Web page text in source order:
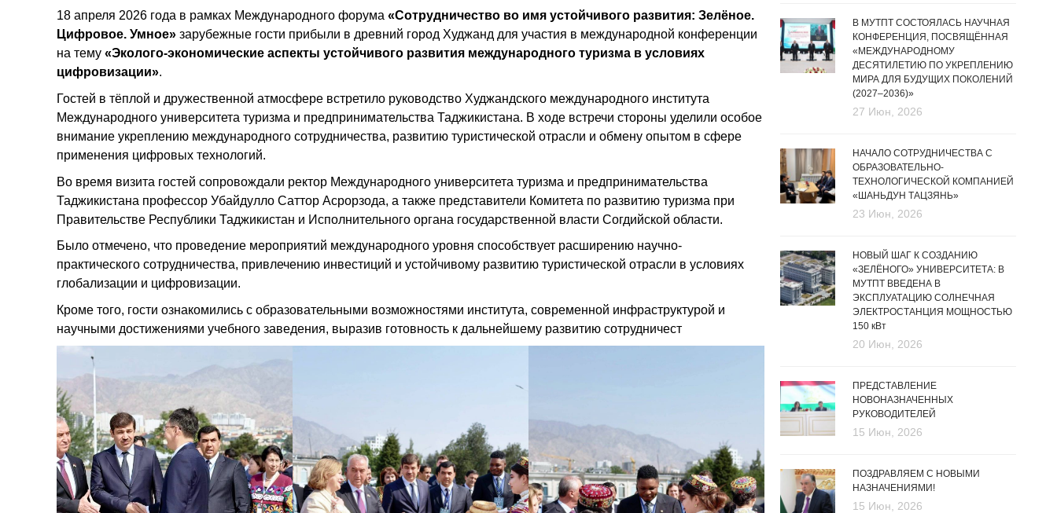
18 апреля 2026 года в рамках Международного форума «Сотрудничество во имя устойчивого развития: Зелёное.
Цифровое. Умное» зарубежные гости прибыли в древний город Худжанд для участия в международной конференции
на тему «Эколого-экономические аспекты устойчивого развития международного туризма в условиях
цифровизации».
Гостей в тёплой и дружественной атмосфере встретило руководство Худжандского международного института
Международного университета туризма и предпринимательства Таджикистана. В ходе встречи стороны уделили особое
внимание укреплению международного сотрудничества, развитию туристической отрасли и обмену опытом в сфере
применения цифровых технологий.
Во время визита гостей сопровождали ректор Международного университета туризма и предпринимательства
Таджикистана профессор Убайдулло Саттор Асрорзода, а также представители Комитета по развитию туризма при
Правительстве Республики Таджикистан и Исполнительного органа государственной власти Согдийской области.
Было отмечено, что проведение мероприятий международного уровня способствует расширению научно-
практического сотрудничества, привлечению инвестиций и устойчивому развитию туристической отрасли в условиях
глобализации и цифровизации.
Кроме того, гости ознакомились с образовательными возможностями института, современной инфраструктурой и
научными достижениями учебного заведения, выразив готовность к дальнейшему развитию сотрудничест
В МУТПТ СОСТОЯЛАСЬ НАУЧНАЯ
КОНФЕРЕНЦИЯ, ПОСВЯЩЁННАЯ
«МЕЖДУНАРОДНОМУ
ДЕСЯТИЛЕТИЮ ПО УКРЕПЛЕНИЮ
МИРА ДЛЯ БУДУЩИХ ПОКОЛЕНИЙ
(2027–2036)»
27 Июн, 2026
НАЧАЛО СОТРУДНИЧЕСТВА С
ОБРАЗОВАТЕЛЬНО-
ТЕХНОЛОГИЧЕСКОЙ КОМПАНИЕЙ
«ШАНЬДУН ТАЦЗЯНЬ»
23 Июн, 2026
НОВЫЙ ШАГ К СОЗДАНИЮ
«ЗЕЛЁНОГО» УНИВЕРСИТЕТА: В
МУТПТ ВВЕДЕНА В
ЭКСПЛУАТАЦИЮ СОЛНЕЧНАЯ
ЭЛЕКТРОСТАНЦИЯ МОЩНОСТЬЮ
150 кВт
20 Июн, 2026
ПРЕДСТАВЛЕНИЕ
НОВОНАЗНАЧЕННЫХ
РУКОВОДИТЕЛЕЙ
15 Июн, 2026
ПОЗДРАВЛЯЕМ С НОВЫМИ
НАЗНАЧЕНИЯМИ!
15 Июн, 2026